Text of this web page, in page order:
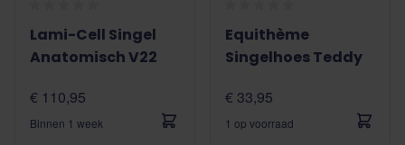
Lami-Cell Singel
Anatomisch V22
€ 110,95
Binnen 1 week
Equithème
Singelhoes Teddy
€ 33,95
1 op voorraad